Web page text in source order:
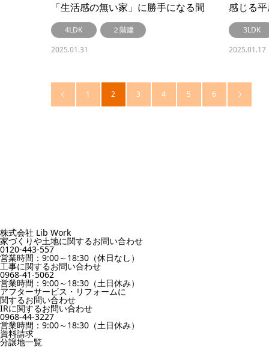
「生活感の無い家」に勝手になる間
取り【LibWork～リブワーク～】
4LDK
２階建
2025.01.31
感じる
#2723LDK
2025.01.17
 1 2 3 4 5 6 
株式会社 Lib Work
家づくりや土地に関するお問い合わせ
0120-443-557
営業時間：9:00～18:30（休日なし）
工事に関するお問い合わせ
0968-41-5062
営業時間：9:00～18:30（土日休み）
アフターサービス・リフォームに
関するお問い合わせ
IRに関するお問い合わせ
0968-44-3227
営業時間：9:00～18:30（土日休み）
資料請求
分譲地一覧